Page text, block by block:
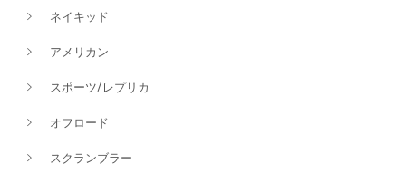
ネイキッド
アメリカン
スポーツ/レプリカ
オフロード
スクランブラー
価格